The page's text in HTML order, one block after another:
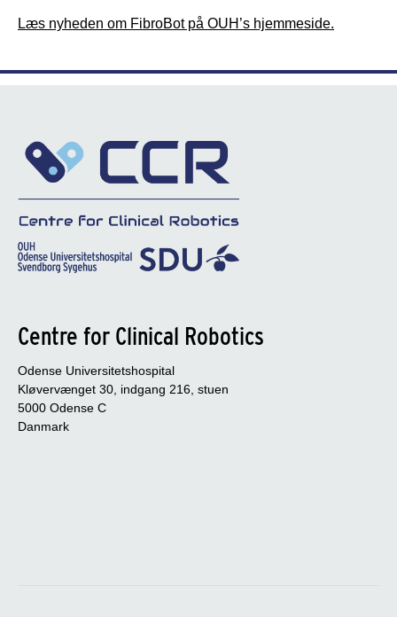
Læs nyheden om FibroBot på OUH’s hjemmeside.
Centre for Clinical Robotics
Odense Universitetshospital
Kløvervænget 30, indgang 216, stuen
5000 Odense C
Danmark